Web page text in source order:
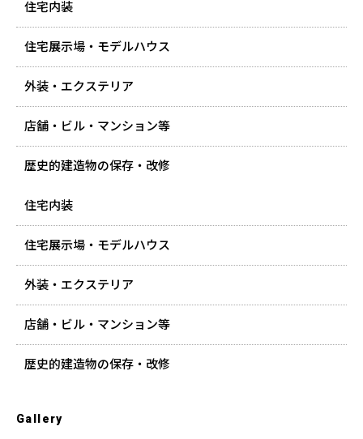
住宅内装
住宅展示場・モデルハウス
外装・エクステリア
店舗・ビル・マンション等
歴史的建造物の保存・改修
住宅内装
住宅展示場・モデルハウス
外装・エクステリア
店舗・ビル・マンション等
歴史的建造物の保存・改修
Gallery